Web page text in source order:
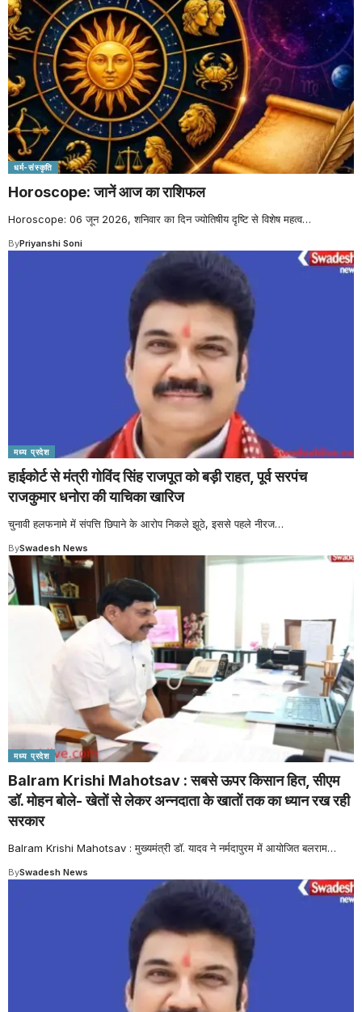
धर्म-संस्कृति
Horoscope: जानें आज का राशिफल
Horoscope: 06 जून 2026, शनिवार का दिन ज्योतिषीय दृष्टि से विशेष महत्व…
ByPriyanshi Soni
मध्य प्रदेश
हाईकोर्ट से मंत्री गोविंद सिंह राजपूत को बड़ी राहत, पूर्व सरपंच
राजकुमार धनोरा की याचिका खारिज
चुनावी हलफनामे में संपत्ति छिपाने के आरोप निकले झूठे, इससे पहले नीरज…
BySwadesh News
मध्य प्रदेश
Balram Krishi Mahotsav : सबसे ऊपर किसान हित, सीएम
डॉ. मोहन बोले- खेतों से लेकर अन्नदाता के खातों तक का ध्यान रख रही
सरकार
Balram Krishi Mahotsav : मुख्यमंत्री डॉ. यादव ने नर्मदापुरम में आयोजित बलराम…
BySwadesh News